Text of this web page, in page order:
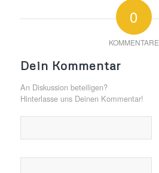
0
KOMMENTARE
Dein Kommentar
An Diskussion beteiligen?
Hinterlasse uns Deinen Kommentar!